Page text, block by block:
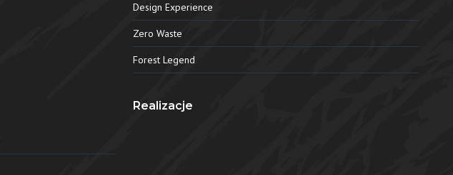
Design Experience
Zero Waste
Forest Legend
Realizacje